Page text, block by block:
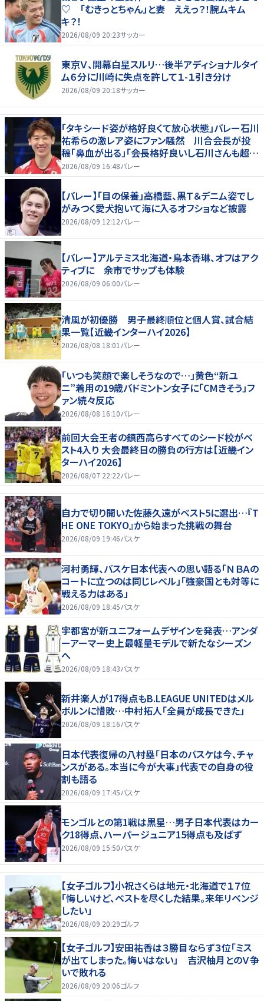
♡ 「むきっとちゃん」と妻 ええっ？！腕ムキム
キ？！
2026/08/09 20:23サッカー
東京Ｖ、開幕白星スルリ…後半アディショナルタイ
ム６分に川崎に失点を許して１-１引き分け
2026/08/09 20:18サッカー
「タキシード姿が格好良くて放心状態」バレー石川
祐希らの激レア姿にファン騒然 川合会長が投
稿「鼻血が出る」「会長格好良いし石川さんも超格
好いい」
2026/08/09 16:48バレー
【バレー】「目の保養」高橋藍、黒Ｔ＆デニム姿でし
がみつく愛犬抱いて海に入るオフショなど披露
2026/08/09 12:12バレー
【バレー】アルテミス北海道・鳥本香琳、オフはアク
ティブに 余市でサップも体験
2026/08/09 06:00バレー
清風が初優勝 男子最終順位と個人賞、試合結
果一覧【近畿インターハイ2026】
2026/08/08 18:01 バレー
「いつも笑顔で楽しそうなので…」黄色“新ユ
ニ”着用の19歳バドミントン女子に「CMきそう」フ
ァン続々反応
2026/08/08 16:10バレー
前回大会王者の鎮西高らすべてのシード校がベ
スト4入り 大会最終日の勝負の行方は【近畿イン
ターハイ2026】
2026/08/07 22:22バレー
自力で切り開いた佐藤久遠がベスト5に選出…『T
HE ONE TOKYO』から始まった挑戦の舞台
2026/08/09 19:46バスケ
河村勇輝、バスケ日本代表への思い語る「ＮＢＡの
コートに立つのは同じレベル」「強豪国とも対等に
戦える力はある」
2026/08/09 18:45バスケ
宇都宮が新ユニフォームデザインを発表…アンダ
ーアーマー史上最軽量モデルで新たなシーズン
へ
2026/08/09 18:43バスケ
新井楽人が17得点もB.LEAGUE UNITEDはメル
ボルンに惜敗…中村拓人「全員が成長できた」
2026/08/09 18:16バスケ
日本代表復帰の八村塁「日本のバスケは今、チャ
ンスがある。本当に今が大事」代表での自身の役
割も語る
2026/08/09 17:45バスケ
モンゴルとの第1戦は黒星…男子日本代表はカー
ク18得点、ハーパージュニア15得点も及ばず
2026/08/09 15:50バスケ
【女子ゴルフ】小祝さくらは地元・北海道で１７位
「悔しいけど、ベストを尽くした結果。来年リベンジ
したい」
2026/08/09 20:29ゴルフ
【女子ゴルフ】安田祐香は３勝目ならず３位「ミス
が出てしまった。悔いはない」 吉沢柚月とのＶ争
いで敗れる
2026/08/09 20:06ゴルフ